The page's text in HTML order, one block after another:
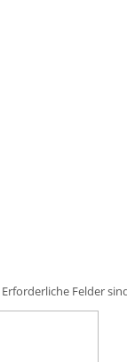
Erforderliche Felder